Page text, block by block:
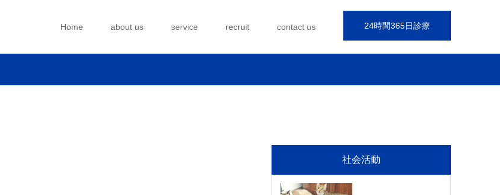
24時間365日診療
Home about us service recruit contact us
社会活動